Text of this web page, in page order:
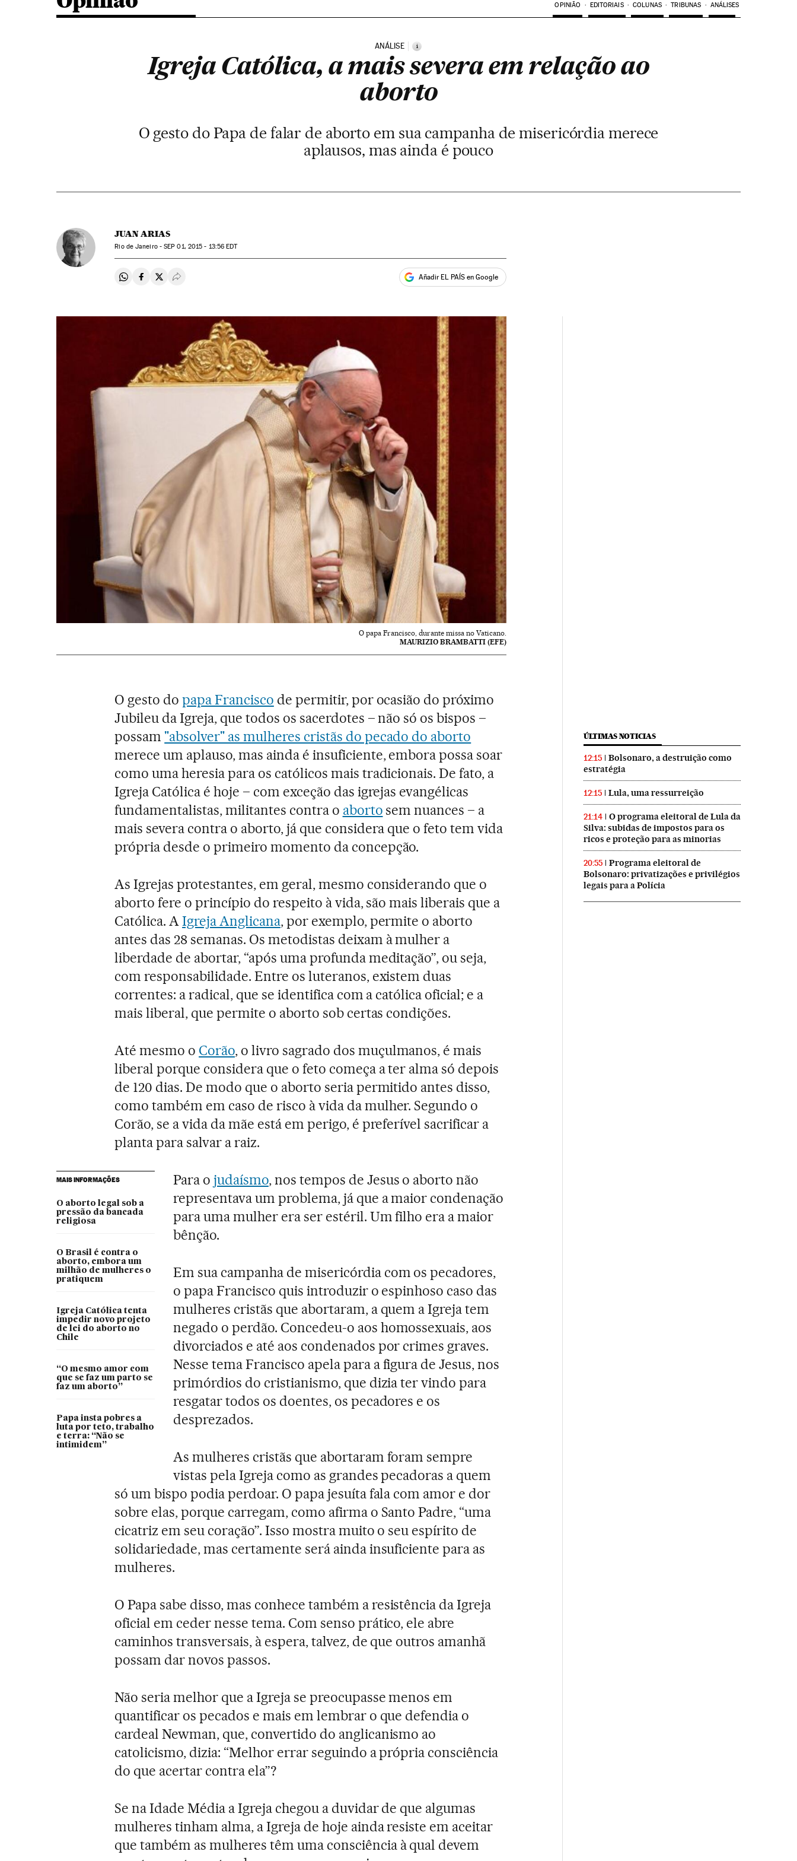
OPINIÃO EDITORIAIS COLUNAS TRIBUNAS ANÁLISES
ANÁLISE i
Igreja Católica, a mais severa em relação ao
aborto
O gesto do Papa de falar de aborto em sua campanha de misericórdia merece
aplausos, mas ainda é pouco
JUAN ARIAS
Rio de Janeiro -SEP 01, 2015 - 13:56 EDT
Compartir en Whatsapp
Compartir en Facebook
Compartir en Twitter
Desplegar Redes Sociales Añadir EL PAÍS en Google
O papa Francisco, durante missa no Vaticano.
MAURIZIO BRAMBATTI (EFE)
O gesto dopapa Francisco de permitir, por ocasião do próximo
Jubileu da Igreja, que todos os sacerdotes – não só os bispos –
possam "absolver" as mulheres cristãs do pecado do aborto
merece um aplauso, mas ainda é insuficiente, embora possa soar
como uma heresia para os católicos mais tradicionais. De fato, a
Igreja Católica é hoje – com exceção das igrejas evangélicas
fundamentalistas, militantes contra o aborto sem nuances – a
mais severa contra o aborto, já que considera que o feto tem vida
própria desde o primeiro momento da concepção.
As Igrejas protestantes, em geral, mesmo considerando que o
aborto fere o princípio do respeito à vida, são mais liberais que a
Católica. AIgreja Anglicana, por exemplo, permite o aborto
antes das 28 semanas. Os metodistas deixam à mulher a
liberdade de abortar, “após uma profunda meditação”, ou seja,
com responsabilidade. Entre os luteranos, existem duas
correntes: a radical, que se identifica com a católica oficial; e a
mais liberal, que permite o aborto sob certas condições.
Até mesmo o Corão, o livro sagrado dos muçulmanos, é mais
liberal porque considera que o feto começa a ter alma só depois
de 120 dias. De modo que o aborto seria permitido antes disso,
como também em caso de risco à vida da mulher. Segundo o
Corão, se a vida da mãe está em perigo, é preferível sacrificar a
planta para salvar a raiz.
MAIS INFORMAÇÕES
O aborto legal sob a
pressão da bancada
religiosa
O Brasil é contra o
aborto, embora um
milhão de mulheres o
pratiquem
Igreja Católica tenta
impedir novo projeto
de lei do aborto no
Chile
“O mesmo amor com
que se faz um parto se
faz um aborto”
Papa insta pobres a
luta por teto, trabalho
e terra: “Não se
intimidem”
Para ojudaísmo, nos tempos de Jesus o aborto não
representava um problema, já que a maior condenação
para uma mulher era ser estéril. Um filho era a maior
bênção.
Em sua campanha de misericórdia com os pecadores,
o papa Francisco quis introduzir o espinhoso caso das
mulheres cristãs que abortaram, a quem a Igreja tem
negado o perdão. Concedeu-o aos homossexuais, aos
divorciados e até aos condenados por crimes graves.
Nesse tema Francisco apela para a figura de Jesus, nos
primórdios do cristianismo, que dizia ter vindo para
resgatar todos os doentes, os pecadores e os
desprezados.
As mulheres cristãs que abortaram foram sempre
vistas pela Igreja como as grandes pecadoras a quem
só um bispo podia perdoar. O papa jesuíta fala com amor e dor
sobre elas, porque carregam, como afirma o Santo Padre, “uma
cicatriz em seu coração”. Isso mostra muito o seu espírito de
solidariedade, mas certamente será ainda insuficiente para as
mulheres.
O Papa sabe disso, mas conhece também a resistência da Igreja
oficial em ceder nesse tema. Com senso prático, ele abre
caminhos transversais, à espera, talvez, de que outros amanhã
possam dar novos passos.
Não seria melhor que a Igreja se preocupasse menos em
quantificar os pecados e mais em lembrar o que defendia o
cardeal Newman, que, convertido do anglicanismo ao
catolicismo, dizia: “Melhor errar seguindo a própria consciência
do que acertar contra ela”?
Se na Idade Média a Igreja chegou a duvidar de que algumas
mulheres tinham alma, a Igreja de hoje ainda resiste em aceitar
que também as mulheres têm uma consciência à qual devem
ÚLTIMAS NOTICIAS
12:15
Bolsonaro, a destruição como
estratégia
12:15 Lula, uma ressurreição
21:14
O programa eleitoral de Lula da
Silva: subidas de impostos para os
ricos e proteção para as minorias
20:55
Programa eleitoral de
Bolsonaro: privatizações e privilégios
legais para a Polícia